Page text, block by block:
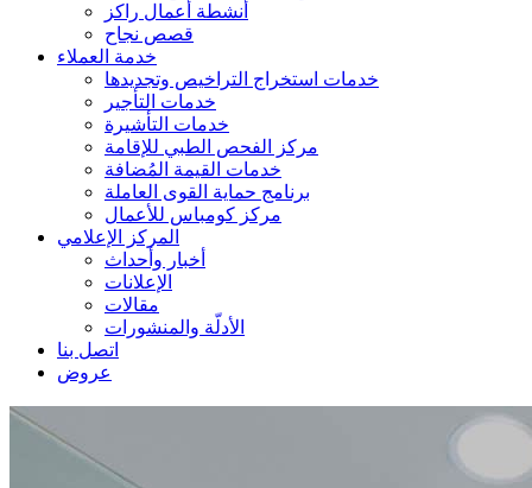
أنشطة أعمال راكز
قصص نجاح
خدمة العملاء
خدمات استخراج التراخيص وتجديدها
خدمات التأجير
خدمات التأشيرة
مركز الفحص الطبي للإقامة
خدمات القيمة المُضافة
برنامج حماية القوى العاملة
مركز كومباس للأعمال
المركز الإعلامي
أخبار وأحداث
الإعلانات
مقالات
الأدلّة والمنشورات
اتصل بنا
عروض